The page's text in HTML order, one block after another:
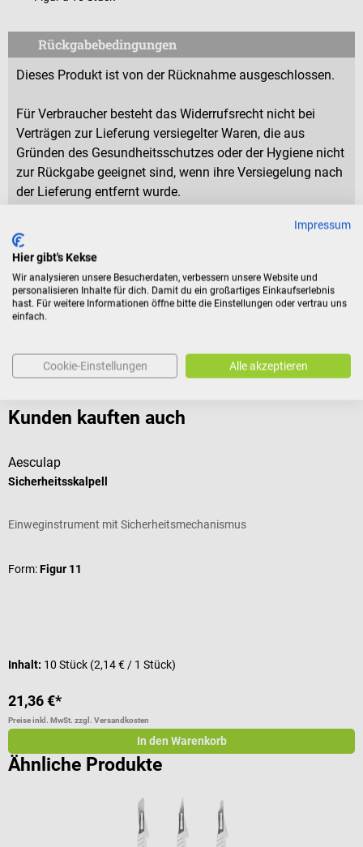
Rückgabebedingungen
Dieses Produkt ist von der Rücknahme ausgeschlossen.
Für Verbraucher besteht das Widerrufsrecht nicht bei
Verträgen zur Lieferung versiegelter Waren, die aus
Gründen des Gesundheitsschutzes oder der Hygiene nicht
zur Rückgabe geeignet sind, wenn ihre Versiegelung nach
der Lieferung entfernt wurde.
Eigenschaften
Produktidentifikation
Bewertungen
Kunden kauften auch
Aesculap
Sicherheitsskalpell
Einweginstrument mit Sicherheitsmechanismus
Form:Figur 11
Inhalt: 10 Stück (2,14 € / 1 Stück)
21,36 €*
Preise inkl. MwSt. zzgl. Versandkosten
In den Warenkorb
Ähnliche Produkte
Impressum
Hier gibt's Kekse
Wir analysieren unsere Besucherdaten, verbessern unsere Website und
personalisieren Inhalte für dich. Damit du ein großartiges Einkaufserlebnis
hast. Für weitere Informationen öffne bitte die Einstellungen oder vertrau uns
einfach.
Cookie-Einstellungen Alle akzeptieren